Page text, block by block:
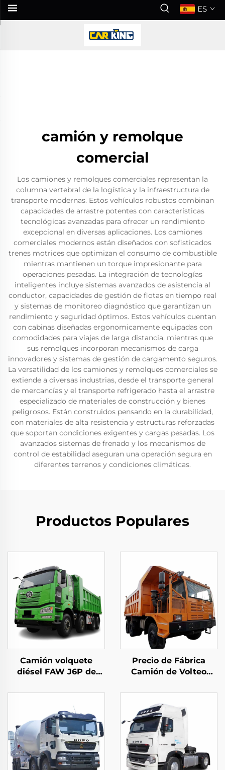
ES
camión y remolque
comercial
Los camiones y remolques comerciales representan la
columna vertebral de la logística y la infraestructura de
transporte modernas. Estos vehículos robustos combinan
capacidades de arrastre potentes con características
tecnológicas avanzadas para ofrecer un rendimiento
excepcional en diversas aplicaciones. Los camiones
comerciales modernos están diseñados con sofisticados
trenes motrices que optimizan el consumo de combustible
mientras mantienen un torque impresionante para
operaciones pesadas. La integración de tecnologías
inteligentes incluye sistemas avanzados de asistencia al
conductor, capacidades de gestión de flotas en tiempo real
y sistemas de monitoreo diagnóstico que garantizan un
rendimiento y seguridad óptimos. Estos vehículos cuentan
con cabinas diseñadas ergonomicamente equipadas con
comodidades para viajes de larga distancia, mientras que
sus remolques incorporan mecanismos de carga
innovadores y sistemas de gestión de cargamento seguros.
La versatilidad de los camiones y remolques comerciales se
extiende a diversas industrias, desde el transporte general
de mercancías y el transporte refrigerado hasta el arrastre
especializado de materiales de construcción y bienes
peligrosos. Están construidos pensando en la durabilidad,
con materiales de alta resistencia y estructuras reforzadas
que soportan condiciones exigentes y cargas pesadas. Los
avanzados sistemas de frenado y los mecanismos de
control de estabilidad aseguran una operación segura en
diferentes terrenos y condiciones climáticas.
Productos Populares
Camión volquete
diésel FAW J6P de
ruedas 420HP 60
toneladas en stock
Precio de Fábrica
Camión de Volteo
China 480HP
Capacidad de 30-40
Toneladas Rígido para
la Minería en Venta